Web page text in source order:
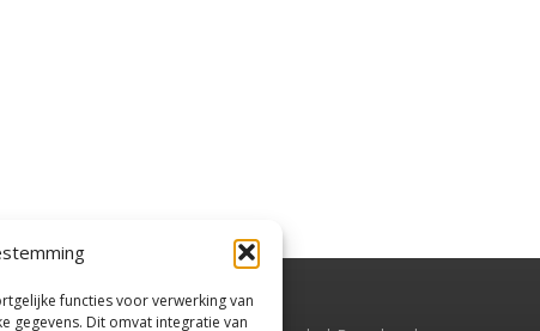
functies voor verwerking van
gegevens. Dit omvat integratie van